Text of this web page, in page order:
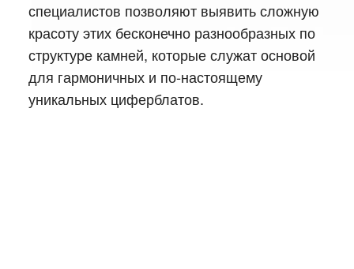
специалистов позволяют выявить сложную
красоту этих бесконечно разнообразных по
структуре камней, которые служат основой
для гармоничных и по‑настоящему
уникальных циферблатов.